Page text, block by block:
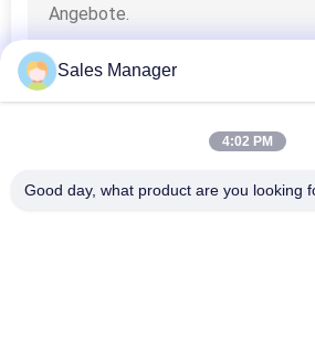
Sales Manager
4:02 PM
Good day, what product are you looking